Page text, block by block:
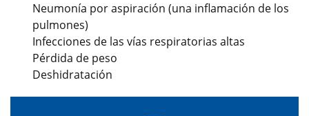
Neumonía por aspiración (una inflamación de los
pulmones)
Infecciones de las vías respiratorias altas
Pérdida de peso
Deshidratación